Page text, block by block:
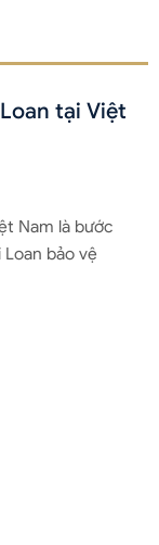
tại Việt
Nam là bước
bảo vệ